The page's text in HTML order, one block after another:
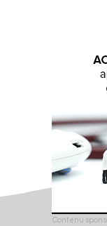
Contenu